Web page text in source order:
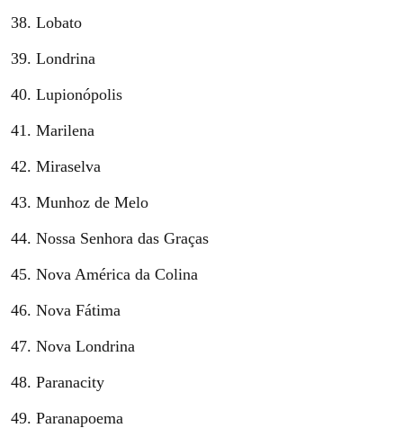
Lobato
Londrina
Lupionópolis
Marilena
Miraselva
Munhoz de Melo
Nossa Senhora das Graças
Nova América da Colina
Nova Fátima
Nova Londrina
Paranacity
Paranapoema